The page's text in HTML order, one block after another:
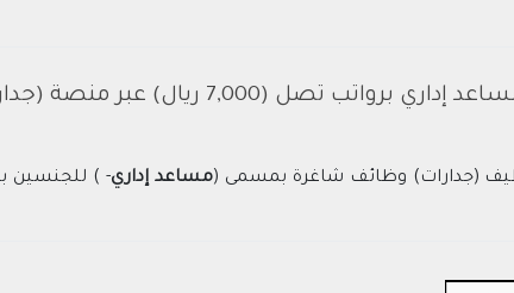
تصل (7,000 ريال) عبر منصة (جدارات) للرجال والنساء
(جدارات) وظائف شاغرة بمسمى (مساعد إداري